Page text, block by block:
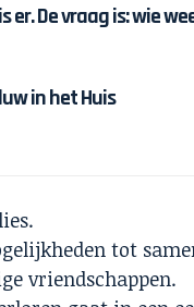
er. De vraag is: wie
in het Huis
tot
vriendschappen.